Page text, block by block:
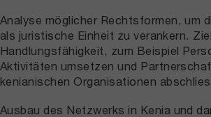
Analyse möglicher Rechtsformen, um
als juristische Einheit zu verankern.
Handlungsfähigkeit, zum Beispiel
Aktivitäten umsetzen und
kenianischen Organisationen
Ausbau des Netzwerks in Kenia und